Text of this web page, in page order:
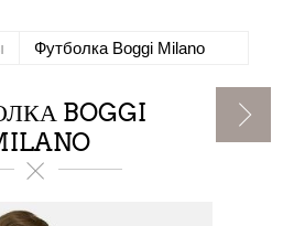
Футболка Boggi Milano
BOGGI